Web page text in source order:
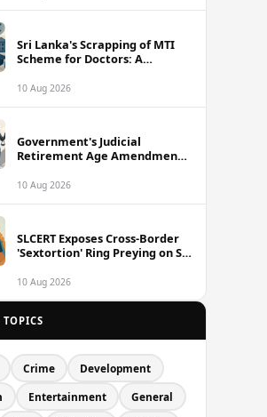
Sri Lanka's Scrapping of MTI
Scheme for Doctors: A
Education Reform
10 Aug 2026
Government's Judicial
Retirement Age Amendment
Smokescreen
10 Aug 2026
SLCERT Exposes Cross-Border
'Sextortion' Ring Preying on Sri
10 Aug 2026
TOPICS
Crime Development
Entertainment General